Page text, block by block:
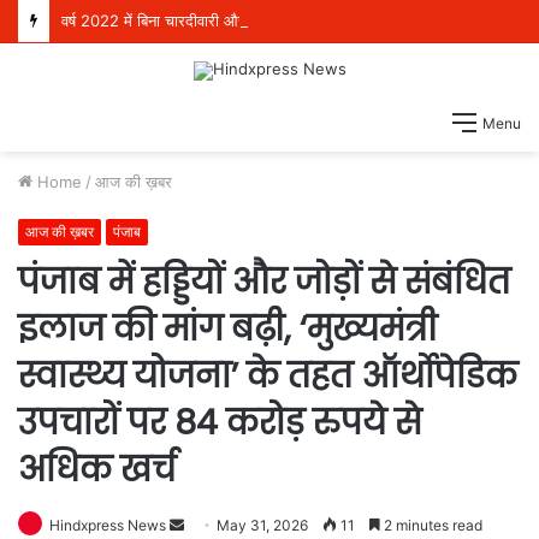
Menu
Home / आज की ख़बर
आज की ख़बर पंजाब
पंजाब में हड्डियों और जोड़ों से संबंधित
इलाज की मांग बढ़ी, ‘मुख्यमंत्री
स्वास्थ्य योजना’ के तहत ऑर्थोपेडिक
उपचारों पर 84 करोड़ रुपये से
अधिक खर्च
Hindxpress News May 31, 2026 11 2 minutes read